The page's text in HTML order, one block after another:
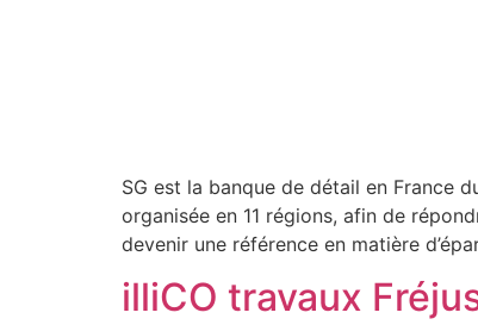
SG est la banque de détail en France
organisée en 11 régions, afin de
devenir une référence en matière
illiCO travaux